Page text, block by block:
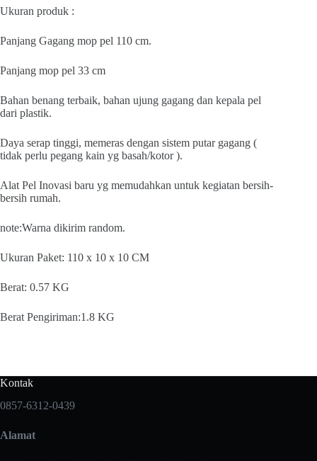
Ukuran produk :
Panjang Gagang mop pel 110 cm.
Panjang mop pel 33 cm
Bahan benang terbaik, bahan ujung gagang dan kepala pel
dari plastik.
Daya serap tinggi, memeras dengan sistem putar gagang (
tidak perlu pegang kain yg basah/kotor ).
Alat Pel Inovasi baru yg memudahkan untuk kegiatan bersih-
bersih rumah.
note:Warna dikirim random.
Ukuran Paket: 110 x 10 x 10 CM
Berat: 0.57 KG
Berat Pengiriman:1.8 KG
Kontak
0857-6312-0439
Alamat